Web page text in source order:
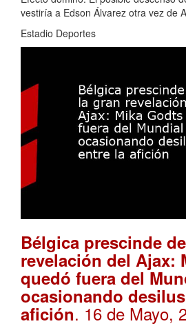
vestiría a Edson Álvarez otra vez de
Estadio Deportes
Bélgica prescinde
revelación del Ajax:
quedó fuera del
ocasionando
afición. 16 de Mayo,